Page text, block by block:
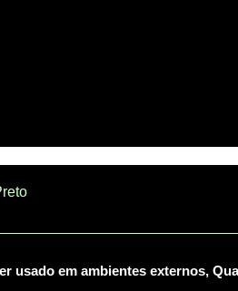
usado em ambientes externos,